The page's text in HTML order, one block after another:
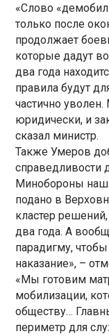
«Слово
только после
продолжает
которые дадут
два года
правила будут
частично
юридически, и
сказал министр.
Также Умеров
справедливости
Минобороны
подано в
кластер
два года. А
парадигму,
наказание», –
«Мы готовим
мобилизации,
обществу…
периметр для